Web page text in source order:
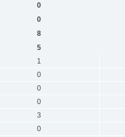
0
0
8
5
1
0
0
0
3
0